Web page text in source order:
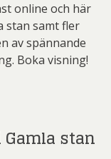
online och här
stan samt fler
av spännande
Boka visning!
stan